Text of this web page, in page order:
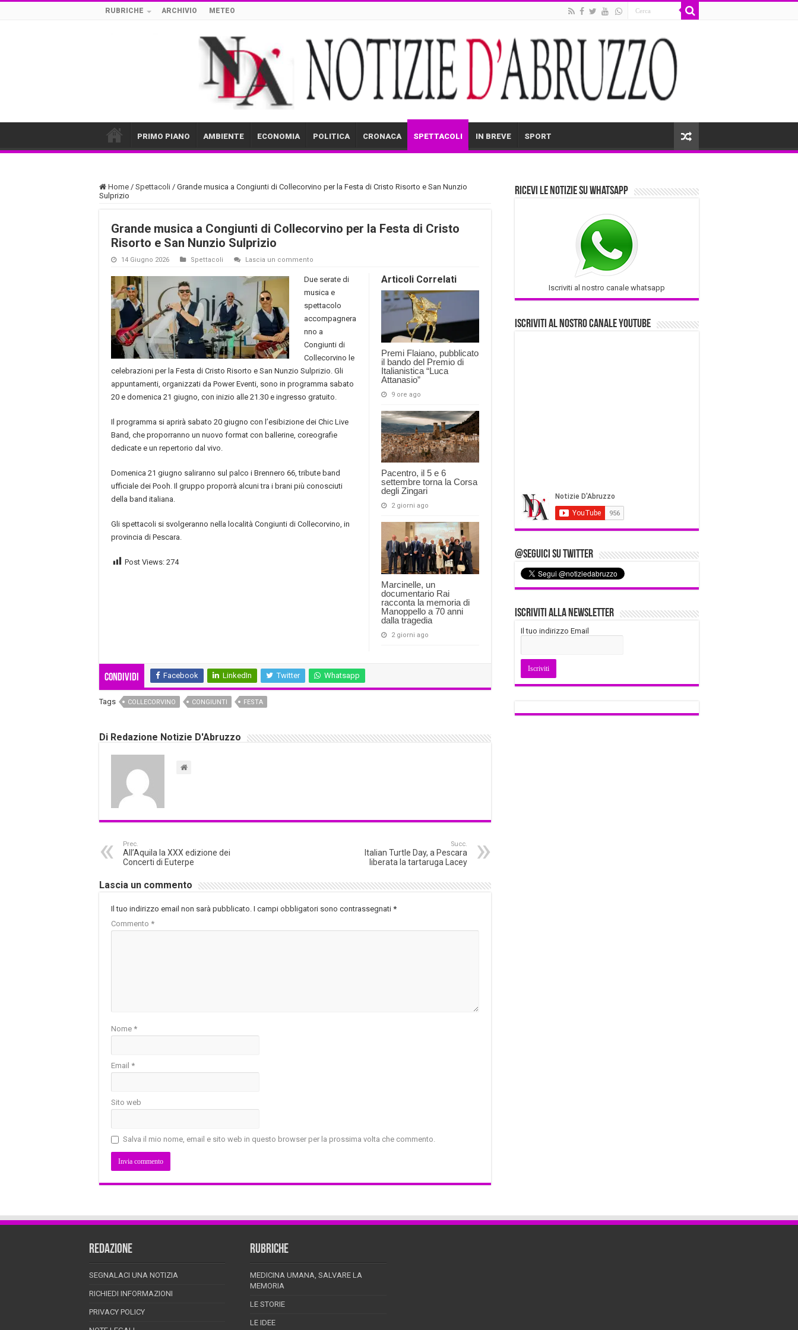
RUBRICHE ARCHIVIO METEO
PRIMO PIANO AMBIENTE ECONOMIA POLITICA CRONACA SPETTACOLI IN BREVE SPORT
Home / Spettacoli / Grande musica a Congiunti di Collecorvino per la Festa di Cristo Risorto e San Nunzio
Sulprizio
Grande musica a Congiunti di Collecorvino per la Festa di Cristo
Risorto e San Nunzio Sulprizio
14 Giugno 2026 Spettacoli Lascia un commento
Articoli Correlati
Premi Flaiano, pubblicato
il bando del Premio di
Italianistica “Luca
Attanasio”
9 ore ago
Pacentro, il 5 e 6
settembre torna la Corsa
degli Zingari
2 giorni ago
Marcinelle, un
documentario Rai
racconta la memoria di
Manoppello a 70 anni
dalla tragedia
2 giorni ago
Due serate di
musica e
spettacolo
accompagnera
nno a
Congiunti di
Collecorvino le
celebrazioni per la Festa di Cristo Risorto e San Nunzio Sulprizio. Gli
appuntamenti, organizzati da Power Eventi, sono in programma sabato
20 e domenica 21 giugno, con inizio alle 21.30 e ingresso gratuito.
Il programma si aprirà sabato 20 giugno con l’esibizione dei Chic Live
Band, che proporranno un nuovo format con ballerine, coreografie
dedicate e un repertorio dal vivo.
Domenica 21 giugno saliranno sul palco i Brennero 66, tribute band
ufficiale dei Pooh. Il gruppo proporrà alcuni tra i brani più conosciuti
della band italiana.
Gli spettacoli si svolgeranno nella località Congiunti di Collecorvino, in
provincia di Pescara.
Post Views: 274
Condividi Facebook LinkedIn Twitter Whatsapp
Tags COLLECORVINO CONGIUNTI FESTA
Di Redazione Notizie D'Abruzzo
Prec.
All’Aquila la XXX edizione dei
Concerti di Euterpe
Succ.
Italian Turtle Day, a Pescara
liberata la tartaruga Lacey
Lascia un commento
Il tuo indirizzo email non sarà pubblicato. I campi obbligatori sono contrassegnati *
Commento *
Nome *
Email *
Sito web
Salva il mio nome, email e sito web in questo browser per la prossima volta che commento.
Ricevi le notizie su Whatsapp
Iscriviti al nostro canale whatsapp
Iscriviti al nostro Canale Youtube
@Seguici su Twitter
Iscriviti alla Newsletter
Il tuo indirizzo Email
REDAZIONE
SEGNALACI UNA NOTIZIA
RICHIEDI INFORMAZIONI
PRIVACY POLICY
RUBRICHE
MEDICINA UMANA, SALVARE LA
MEMORIA
LE STORIE
LE IDEE